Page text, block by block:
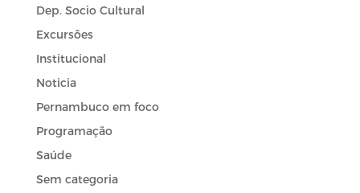
Dep. Socio Cultural
Excursões
Institucional
Noticia
Pernambuco em foco
Programação
Saúde
Sem categoria